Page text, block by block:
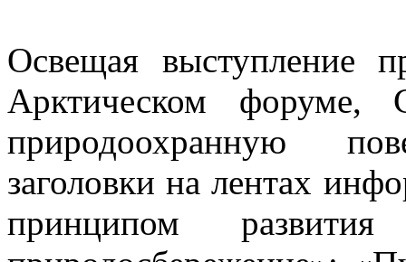
Освещая выступление
Арктическом форуме,
природоохранную
заголовки на лентах
принципом